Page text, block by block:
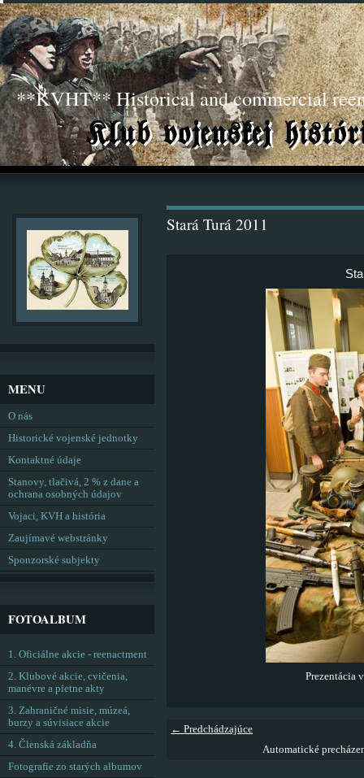
**KVHT** Historical and commercial
Stará Turá 2011
Prezentácia
← Predchádzajúce
Automatické
MENU
O nás
Historické vojenské jednotky
Kontaktné údaje
Stanovy, tlačivá, 2 % z dane a
ochrana osobných údajov
Vojaci, KVH a história
Zaujímavé webstránky
Sponzorské subjekty
FOTOALBUM
1. Oficiálne akcie - reenactment
2. Klubové akcie, cvičenia,
manévre a pietne akty
3. Zahraničné misie, múzeá,
burzy a súvisiace akcie
4. Členská základňa
Fotografie zo starých albumov